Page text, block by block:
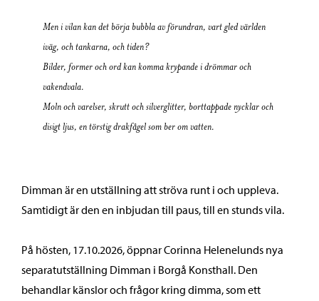
Men i vilan kan det börja bubbla av förundran, vart gled världen
iväg, och tankarna, och tiden?
Bilder, former och ord kan komma krypande i drömmar och
vakendvala.
Moln och varelser, skrutt och silverglitter, borttappade nycklar och
disigt ljus, en törstig drakfågel som ber om vatten.
Dimman är en utställning att ströva runt i och uppleva.
Samtidigt är den en inbjudan till paus, till en stunds vila.
På hösten, 17.10.2026, öppnar Corinna Helenelunds nya
separatutställning Dimman i Borgå Konsthall. Den
behandlar känslor och frågor kring dimma, som ett